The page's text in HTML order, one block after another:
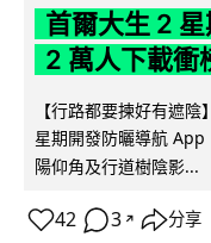
首爾大生 2
2 萬人下載衝
【行路都要揀好有遮
星期開發防曬導航
陽仰角及行道樹陰影...
42 3 ↗ 分享